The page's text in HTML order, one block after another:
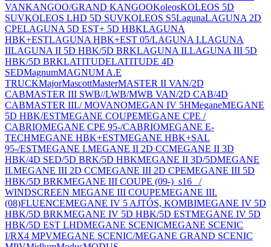
VANKANGOO/GRAND KANGOOKoleosKOLEOS 5D
SUVKOLEOS LHD 5D SUVKOLEOS S5LagunaLAGUNA 2D
CPELAGUNA 5D EST+ 5D HBKLAGUNA
HBK+ESTLAGUNA HBK+EST 05/LAGUNA I.LAGUNA
IILAGUNA II 5D HBK/5D BRKLAGUNA II.LAGUNA III 5D
HBK/5D BRKLATITUDELATITUDE 4D
SEDMagnumMAGNUM A.E
TRUCKMajorMascottMasterMASTER II VAN/2D
CABMASTER III SWB//LWB/MWB VAN/2D CAB/4D
CABMASTER III./ MOVANOMEGAN IV 5HMeganeMEGANE
5D HBK/ESTMEGANE COUPEMEGANE CPE /
CABRIOMEGANE CPE 95-/CABRIOMEGANE E-
TECHMEGANE HBK+ESTMEGANE HBK+SAL
95-/ESTMEGANE I.MEGANE II 2D CCMEGANE II 3D
HBK/4D SED/5D BRK/5D HBKMEGANE II 3D/5DMEGANE
II.MEGANE III 2D CCMEGANE III 2D CPEMEGANE III 5D
HBK/5D BRKMEGANE III COUPE (09-)_s16_ /
WINDSCREEN MEGANE III COUPEMEGANE III.
(08)FLUENCEMEGANE IV 5 AJTÓS, KOMBIMEGANE IV 5D
HBK/5D BRKMEGANE IV 5D HBK/5D ESTMEGANE IV 5D
HBK/5D EST LHDMEGANE SCENICMEGANE SCENIC
I/RX4 MPVMEGANE SCENIC/MEGANE GRAND SCENIC